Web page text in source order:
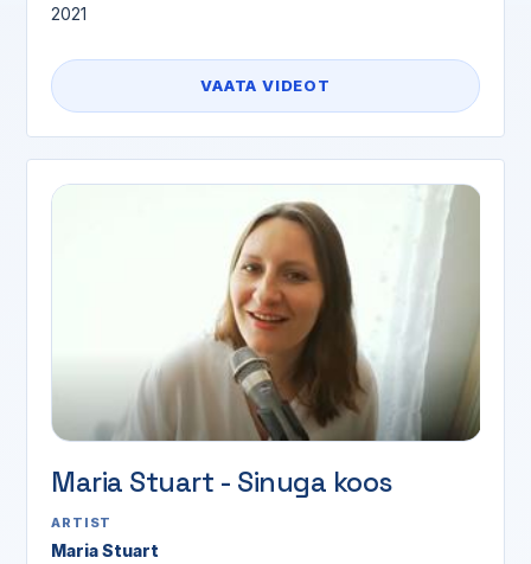
2021
VAATA VIDEOT
Maria Stuart - Sinuga koos
ARTIST
Maria Stuart